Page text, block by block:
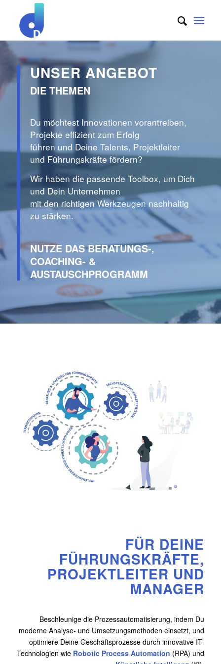
UNSER ANGEBOT
DIE THEMEN
Du möchtest Innovationen vorantreiben,
Projekte effizient zum Erfolg
führen und Deine Talents, Projektleiter
und Führungskräfte fördern?
Wir haben die passende Toolbox, um Dich
und Dein Unternehmen
mit den richtigen Werkzeugen nachhaltig
zu stärken.
NUTZE DAS BERATUNGS-,
COACHING- &
AUSTAUSCHPROGRAMM
FÜR DEINE
FÜHRUNGSKRÄFTE,
PROJEKTLEITER UND
MANAGER
Beschleunige die Prozessautomatisierung, indem Du
moderne Analyse- und Umsetzungsmethoden einsetzt, und
optimiere Deine Geschäftsprozesse durch innovative IT-
Technologien wie Robotic Process Automation (RPA) und